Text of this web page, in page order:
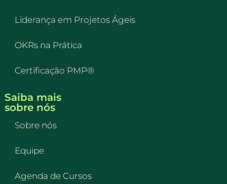
Liderança em Projetos Ágeis
OKRs na Prática
Certificação PMP®
Saiba mais
sobre nós
Sobre nós
Equipe
Agenda de Cursos